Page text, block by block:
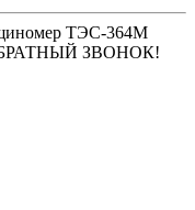
ТЭС-364М
ЗВОНОК!